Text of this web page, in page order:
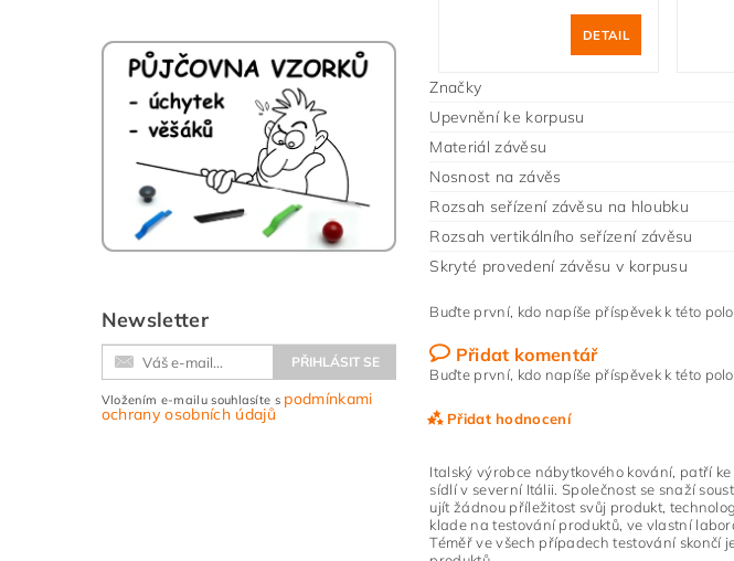
Newsletter
Vložením e-mailu souhlasíte s podmínkami
ochrany osobních údajů
DETAIL
Značky
Upevnění ke korpusu
Materiál závěsu
Nosnost na závěs
Rozsah seřízení závěsu na hloubku
Rozsah vertikálního seřízení závěsu
Skryté provedení závěsu v korpusu
Buďte první, kdo napíše příspěvek k této
Přidat komentář
Buďte první, kdo napíše příspěvek k této
Přidat hodnocení
Italský výrobce nábytkového kování, patří
sídlí v severní Itálii. Společnost se snaží
ujít žádnou příležitost svůj produkt,
klade na testování produktů, ve vlastní
Téměř ve všech případech testování skončí